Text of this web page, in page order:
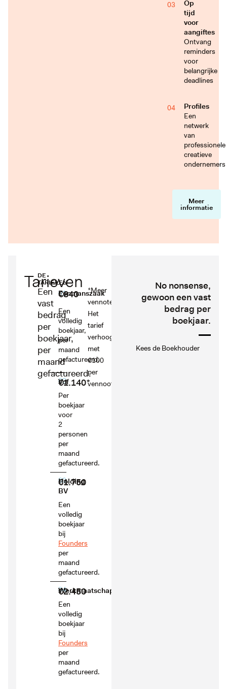
03
Op
tijd
voor
aangiftes
Ontvang
reminders
voor
belangrijke
deadlines
04
Profiles
Een
netwerk
van
professionele
creatieve
ondernemers
Meer
informatie
DE
TARIEVEN
Een
vast
bedrag
per
boekjaar,
per
maand
gefactureerd.
Tarieven
01
Eenmanszaak
Een
volledig
boekjaar,
per
maand
gefactureerd.
€840
02
Vof
Per
boekjaar
voor
2
personen
per
maand
gefactureerd.
€1.140*
03
Holding
BV
Een
volledig
boekjaar
bij
Founders
per
maand
gefactureerd.
€1.750
04
Werkmaatschappij
Een
volledig
boekjaar
bij
Founders
per
maand
gefactureerd.
€2.450
*Meer
vennoten?
Het
tarief
verhoogt
met
€100
per
vennoot
No nonsense,
gewoon een vast
bedrag per
boekjaar.
Kees de Boekhouder